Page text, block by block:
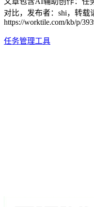
对比，发布者：shi，转载
https://worktile.com/kb/p/
任务管理工具